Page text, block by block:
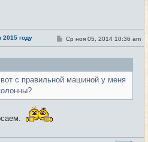
2015 году #11
С
о
н
Ср ноя 05, 2014 10:36 am
с правильной машиной у меня